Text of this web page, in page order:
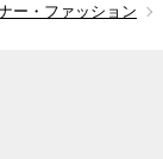
ー・ファッション